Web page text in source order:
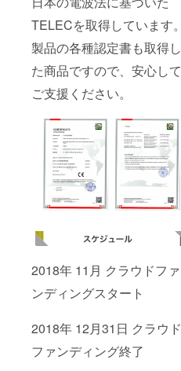
TELECを取得しています。
製品の各種認定書も取得し
た商品ですので、安心して
ご支援ください。
2018年 11月 クラウドファ
ンディングスタート
2018年 12月31日 クラウド
ファンディング終了